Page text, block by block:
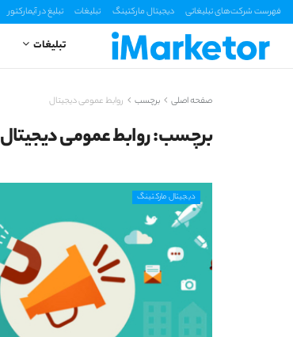
فهرست شرکت‌های تبلیغاتی دیجیتال مارکتینگ تبلیغات تبلیغ در آیمارکتور
تبلیغات
صفحه اصلی برچسب روابط عمومی دیجیتال
برچسب:روابط عمومی دیجیتال
دیجیتال مارکتینگ